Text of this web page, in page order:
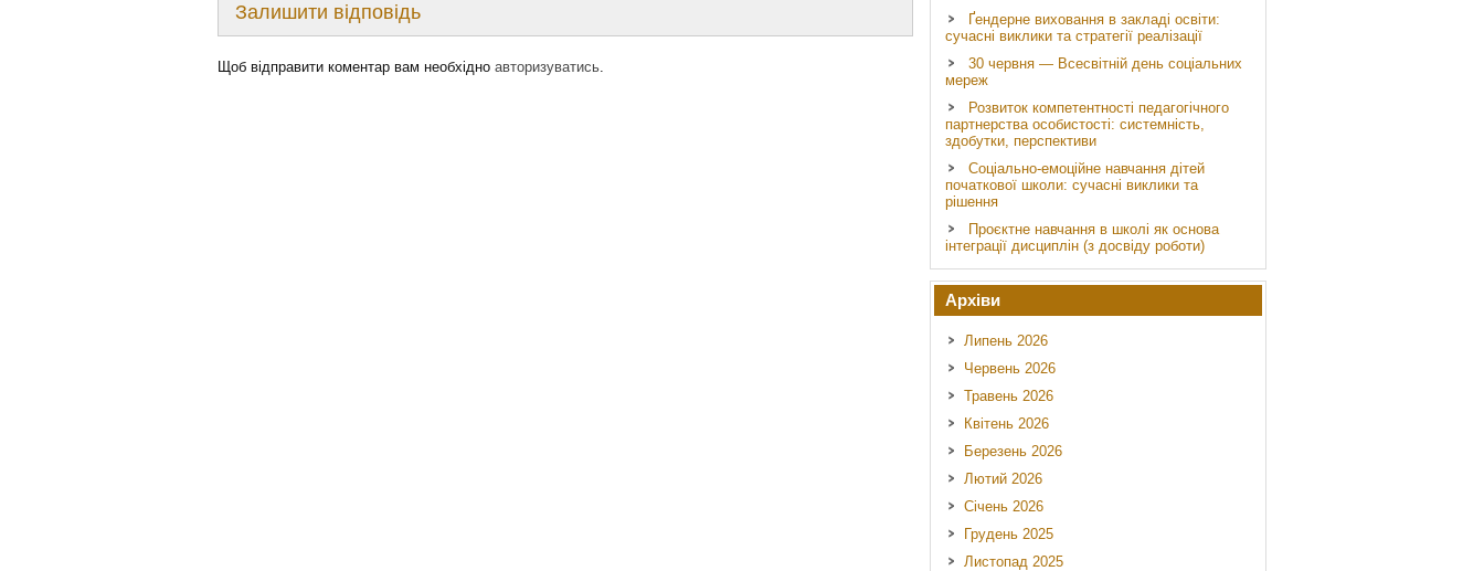
Залишити відповідь
Щоб відправити коментар вам необхідно авторизуватись.
Ґендерне виховання в закладі освіти:
сучасні виклики та стратегії реалізації
30 червня — Всесвітній день соціальних
мереж
Розвиток компетентності педагогічного
партнерства особистості: системність,
здобутки, перспективи
Соціально-емоційне навчання дітей
початкової школи: сучасні виклики та
рішення
Проєктне навчання в школі як основа
інтеграції дисциплін (з досвіду роботи)
Архіви
Липень 2026
Червень 2026
Травень 2026
Квітень 2026
Березень 2026
Лютий 2026
Січень 2026
Грудень 2025
Листопад 2025